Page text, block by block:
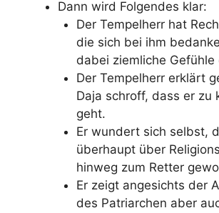
Dann wird Folgendes klar:
Der Tempelherr hat
die sich bei ihm
dabei ziemliche
Der Tempelherr erklärt
Daja schroff, dass er zu
geht.
Er wundert sich selbst,
überhaupt über
hinweg zum Retter
Er zeigt angesichts der
des Patriarchen aber